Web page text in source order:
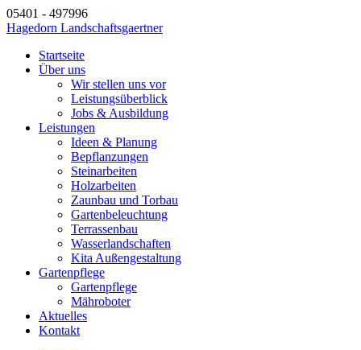
05401 - 497996
Hagedorn Landschaftsgaertner
Startseite
Über uns
Wir stellen uns vor
Leistungsüberblick
Jobs & Ausbildung
Leistungen
Ideen & Planung
Bepflanzungen
Steinarbeiten
Holzarbeiten
Zaunbau und Torbau
Gartenbeleuchtung
Terrassenbau
Wasserlandschaften
Kita Außengestaltung
Gartenpflege
Gartenpflege
Mähroboter
Aktuelles
Kontakt